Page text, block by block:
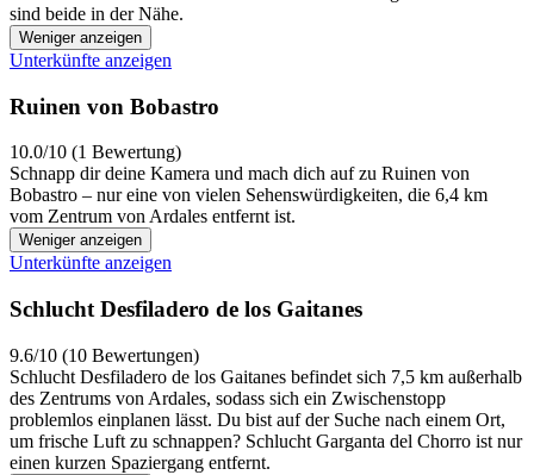
sind beide in der Nähe.
Weniger anzeigen
Unterkünfte anzeigen
Ruinen von Bobastro
10.0/10 (1 Bewertung)
Schnapp dir deine Kamera und mach dich auf zu Ruinen von
Bobastro – nur eine von vielen Sehenswürdigkeiten, die 6,4 km
vom Zentrum von Ardales entfernt ist.
Weniger anzeigen
Unterkünfte anzeigen
Schlucht Desfiladero de los Gaitanes
9.6/10 (10 Bewertungen)
Schlucht Desfiladero de los Gaitanes befindet sich 7,5 km außerhalb
des Zentrums von Ardales, sodass sich ein Zwischenstopp
problemlos einplanen lässt. Du bist auf der Suche nach einem Ort,
um frische Luft zu schnappen? Schlucht Garganta del Chorro ist nur
einen kurzen Spaziergang entfernt.